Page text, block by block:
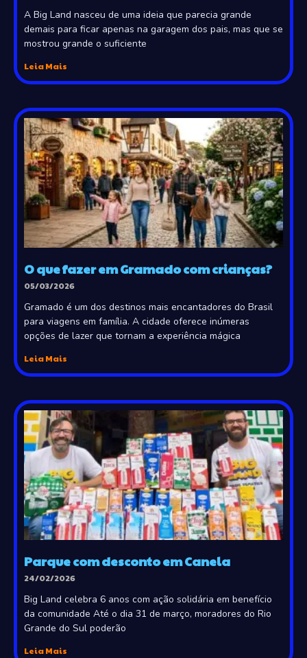
A Big Land nasceu de uma ideia que parecia grande
demais para ficar apenas na garagem dos pais, mas que se
mostrou grande o suficiente
Leia Mais
O que fazer em Gramado com crianças?
05/03/2026
Gramado é um dos destinos mais encantadores do Brasil
para viagens em família. A cidade oferece inúmeras
opções de lazer que tornam a experiência mágica
Leia Mais
Parque com desconto em Canela
24/02/2026
Big Land celebra 6 anos com ação solidária em benefício
da comunidade Até o dia 31 de março, moradores do Rio
Grande do Sul poderão
Leia Mais